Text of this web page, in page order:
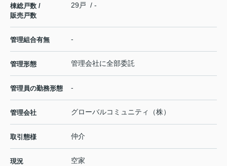
棟総戸数 /
販売戸数
29戸 / -
管理組合有無 -
管理形態 管理会社に全部委託
管理員の勤務形態 -
管理会社 グローバルコミュニティ（株）
取引態様 仲介
現況 空家